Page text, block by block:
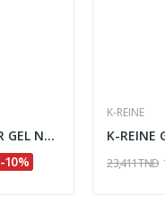
RIVADERM RIVA CLEAR GEL NETTOYANT ECLAIRCISSANT...
-10%
K-REINE
23,411 TND